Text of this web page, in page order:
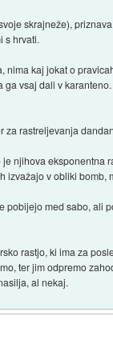
skrajneže),
s hrvati.
kaj jokat o
ga vsaj dali v karanteno.
za rastreljevanja
njihova eksponentna
izvažajo v obliki
pobijejo med sabo, ali
rastjo, ki ima za
ter jim odpremo
al nekaj.